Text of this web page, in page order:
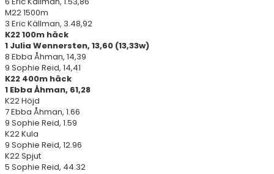
M22 1500m
3 Eric Källman, 3.48,92
K22 100m häck
1 Julia Wennersten, 13,60 (13,33w)
8 Ebba Åhman, 14,39
9 Sophie Reid, 14,41
K22 400m häck
1 Ebba Åhman, 61,28
K22 Höjd
7 Ebba Åhman, 1.66
9 Sophie Reid, 1.59
K22 Kula
9 Sophie Reid, 12.96
K22 Spjut
5 Sophie Reid, 44.32